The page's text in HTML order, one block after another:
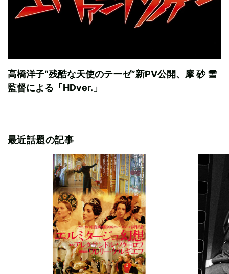
高橋洋子“残酷な天使のテーゼ”新PV公開、摩 砂 雪
監督による「HDver.」
最近話題の記事